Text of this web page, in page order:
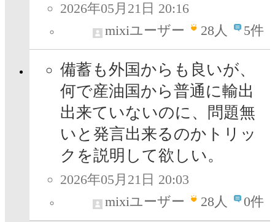
2026年05月21日 20:16
mixiユーザー
28人 5件
備蓄も外国からも良いが、
何で産油国から普通に輸出
出来ていないのに、問題無
いと発言出来るのかトリッ
クを説明して欲しい。
2026年05月21日 20:03
mixiユーザー
28人 0件